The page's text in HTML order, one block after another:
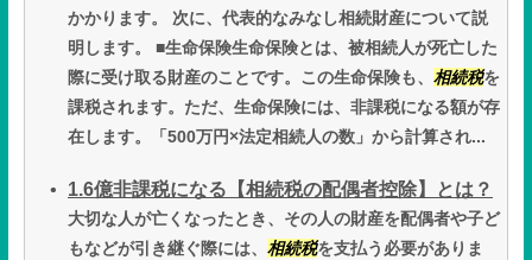
かかります。 次に、代表的なみなし相続財産について説
明します。 ■生命保険生命保険とは、被相続人が死亡した
際に受け取る財産のことです。この生命保険も、 相続税を
課税されます。ただ、生命保険には、非課税になる額が存
在します。「500万円×法定相続人の数」から計算され...
1.6億非課税になる【相続税の配偶者控除】とは？
大切な人が亡くなったとき、その人の財産を配偶者や子ど
もなどが引き継ぐ際には、 相続税を支払う必要がありま